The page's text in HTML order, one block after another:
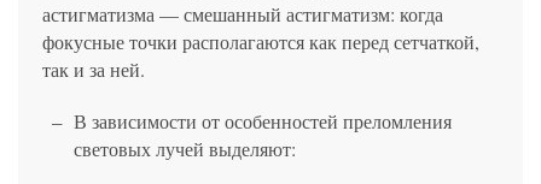
астигматизма — смешанный астигматизм: когда
фокусные точки располагаются как перед сетчаткой,
так и за ней.
В зависимости от особенностей преломления
световых лучей выделяют: